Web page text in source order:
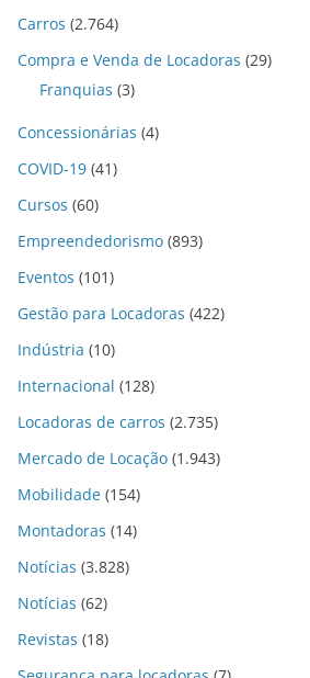
Carros (2.764)
Compra e Venda de Locadoras (29)
Franquias (3)
Concessionárias (4)
COVID-19 (41)
Cursos (60)
Empreendedorismo (893)
Eventos (101)
Gestão para Locadoras (422)
Indústria (10)
Internacional (128)
Locadoras de carros (2.735)
Mercado de Locação (1.943)
Mobilidade (154)
Montadoras (14)
Notícias (3.828)
Notícias (62)
Revistas (18)